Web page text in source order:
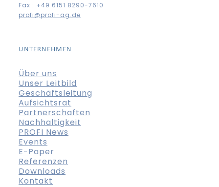
Fax.: +49 6151 8290-7610
profi@profi-ag.de
UNTERNEHMEN
Über uns
Unser Leitbild
Geschäftsleitung
Aufsichtsrat
Partnerschaften
Nachhaltigkeit
PROFI News
Events
E-Paper
Referenzen
Downloads
Kontakt